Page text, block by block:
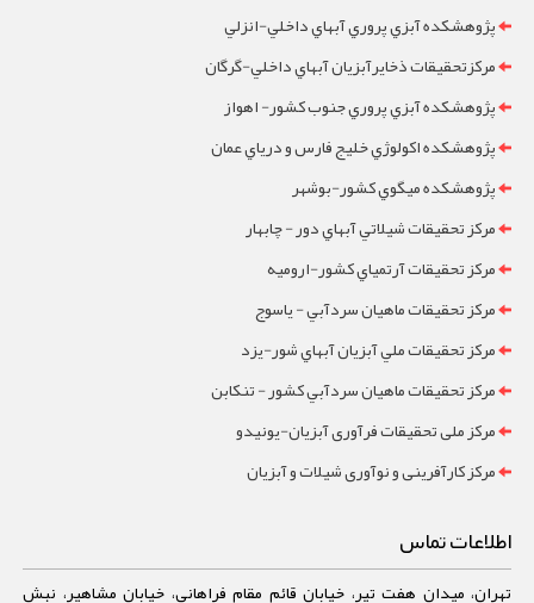
پژوهشکده آبزي پروري آبهاي داخلي-انزلي
مرکزتحقيقات ذخايرآبزيان آبهاي داخلي-گرگان
پژوهشکده آبزي پروري جنوب کشور- اهواز
پژوهشکده اکولوژي خليج فارس و درياي عمان
پژوهشکده ميگوي کشور-بوشهر
مرکز تحقيقات شيلاتي آبهاي دور - چابهار
مرکز تحقيقات آرتمياي کشور-ارومیه
مرکز تحقيقات ماهيان سردآبي - ياسوج
مرکز تحقيقات ملي آبزيان آبهاي شور-یزد
مرکز تحقيقات ماهيان سردآبي کشور - تنکابن
مرکز ملی تحقیقات فرآوری آبزیان-یونیدو
مرکز کارآفرینی و نوآوری شیلات و آبزیان
اطلاعات تماس
تهران، میدان هفت تیر، خیابان قائم مقام فراهانی، خیابان مشاهیر، نبش